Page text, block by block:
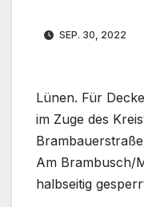
SEP. 30, 2022
Lünen. Für
im Zuge des
Am Brambusch/
halbseitig